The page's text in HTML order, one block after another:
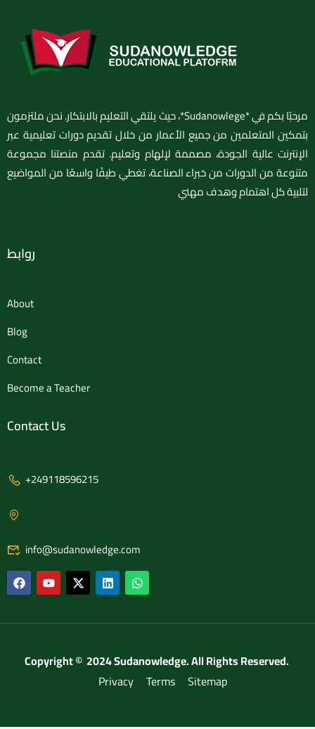
مرحبًا بكم في *Sudanowlege*، حيث يلتقي التعليم بالابتكار. نحن ملتزمون
بتمكين المتعلمين من جميع الأعمار من خلال تقديم دورات تعليمية عبر
الإنترنت عالية الجودة، مصممة لإلهام وتعليم. تقدم منصتنا مجموعة
متنوعة من الدورات من خبراء الصناعة، تغطي طيفًا واسعًا من المواضيع
لتلبية كل اهتمام وهدف مهني
روابط
About
Blog
Contact
Become a Teacher
Contact Us
+249118596215
info@sudanowledge.com
Copyright © 2024 Sudanowledge. All Rights Reserved.
Privacy Terms Sitemap